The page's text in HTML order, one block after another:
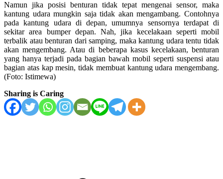
Namun jika posisi benturan tidak tepat mengenai sensor, maka
kantung udara mungkin saja tidak akan mengambang. Contohnya
pada kantung udara di depan, umumnya sensornya terdapat di
sekitar area bumper depan. Nah, jika kecelakaan seperti mobil
terbalik atau benturan dari samping, maka kantung udara tentu tidak
akan mengembang. Atau di beberapa kasus kecelakaan, benturan
yang hanya terjadi pada bagian bawah mobil seperti suspensi atau
bagian atas kap mesin, tidak membuat kantung udara mengembang.
(Foto: Istimewa)
Sharing is Caring